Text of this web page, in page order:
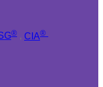
® , CIA®